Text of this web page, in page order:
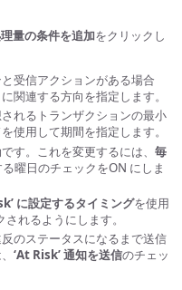
量の条件を追加をクリックし
受信アクションがある場合
関連する方向を指定します。
れるトランザクションの最小
使用して期間を指定します。
す。これを変更するには、 毎
曜日のチェックをON にしま
に設定するタイミングを使用
れるようにします。
のステータスになるまで送信
‘At Risk’ 通知を送信のチェッ